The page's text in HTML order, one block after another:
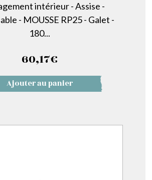
intérieur - Assise -
- MOUSSE RP25 - Galet -
180...
60,17€
Ajouter au panier